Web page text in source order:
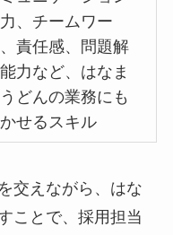
、チームワー
責任感、問題解
力など、はなま
どんの業務にも
せるスキル
交えながら、はな
ことで、採用担当